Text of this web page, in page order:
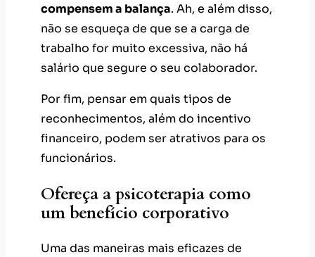
compensem a balança. Ah, e além disso,
não se esqueça de que se a carga de
trabalho for muito excessiva, não há
salário que segure o seu colaborador.
Por fim, pensar em quais tipos de
reconhecimentos, além do incentivo
financeiro, podem ser atrativos para os
funcionários.
Ofereça a psicoterapia como
um benefício corporativo
Uma das maneiras mais eficazes de